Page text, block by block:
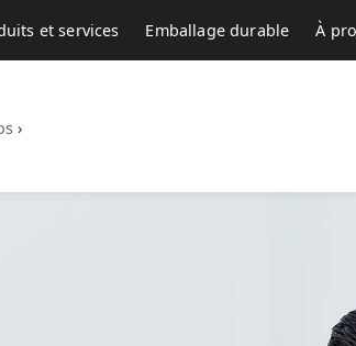
et services Emballage durable À
›